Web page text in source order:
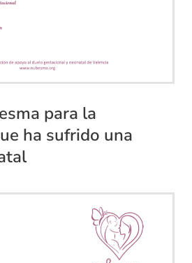
para la
ha sufrido una